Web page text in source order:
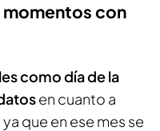
momentos con
como día de la
en cuanto a
que en ese mes se